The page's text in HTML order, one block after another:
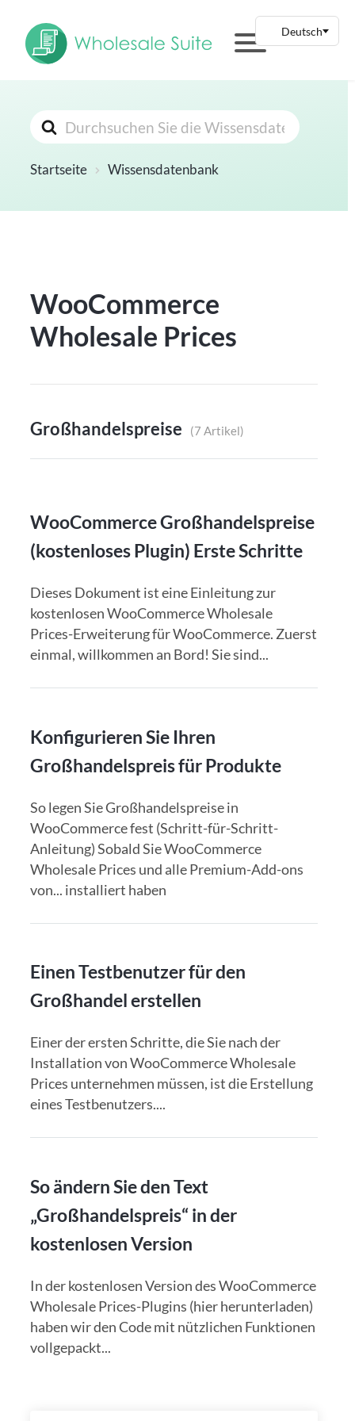
Suchen
nach
Startseite Wissensdatenbank
WooCommerce
Wholesale Prices
Großhandelspreise 7 Artikel
WooCommerce Großhandelspreise
(kostenloses Plugin) Erste Schritte
Dieses Dokument ist eine Einleitung zur
kostenlosen WooCommerce Wholesale
Prices-Erweiterung für WooCommerce. Zuerst
einmal, willkommen an Bord! Sie sind...
Konfigurieren Sie Ihren
Großhandelspreis für Produkte
So legen Sie Großhandelspreise in
WooCommerce fest (Schritt-für-Schritt-
Anleitung) Sobald Sie WooCommerce
Wholesale Prices und alle Premium-Add-ons
von... installiert haben
Einen Testbenutzer für den
Großhandel erstellen
Einer der ersten Schritte, die Sie nach der
Installation von WooCommerce Wholesale
Prices unternehmen müssen, ist die Erstellung
eines Testbenutzers....
So ändern Sie den Text
„Großhandelspreis“ in der
kostenlosen Version
In der kostenlosen Version des WooCommerce
Wholesale Prices-Plugins (hier herunterladen)
haben wir den Code mit nützlichen Funktionen
vollgepackt...